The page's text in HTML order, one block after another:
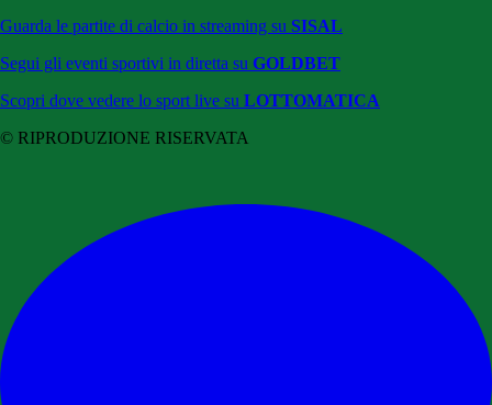
Guarda le partite di calcio in streaming su SISAL
Segui gli eventi sportivi in diretta su GOLDBET
Scopri dove vedere lo sport live su LOTTOMATICA
© RIPRODUZIONE RISERVATA